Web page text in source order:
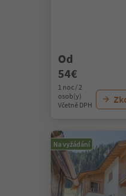
Od
54€
1 noc / 2
osob(y)
Včetně DPH
Na vyžádání